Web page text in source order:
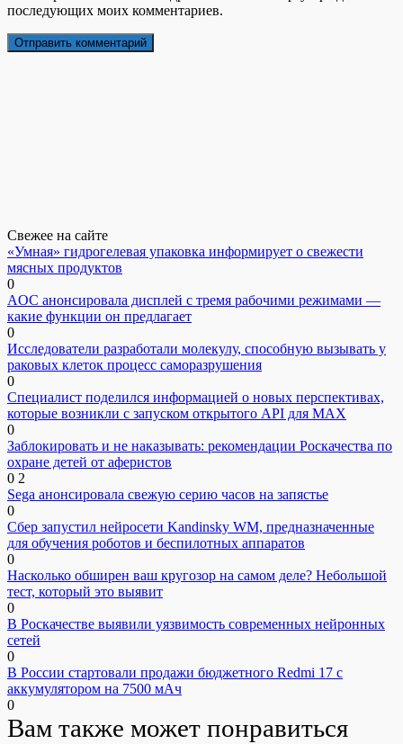
последующих моих комментариев.
Свежее на сайте
«Умная» гидрогелевая упаковка информирует о свежести
мясных продуктов
0
AOC анонсировала дисплей с тремя рабочими режимами —
какие функции он предлагает
0
Исследователи разработали молекулу, способную вызывать у
раковых клеток процесс саморазрушения
0
Специалист поделился информацией о новых перспективах,
которые возникли с запуском открытого API для МАХ
0
Заблокировать и не наказывать: рекомендации Роскачества по
охране детей от аферистов
0 2
Sega анонсировала свежую серию часов на запястье
0
Сбер запустил нейросети Kandinsky WM, предназначенные
для обучения роботов и беспилотных аппаратов
0
Насколько обширен ваш кругозор на самом деле? Небольшой
тест, который это выявит
0
В Роскачестве выявили уязвимость современных нейронных
сетей
0
В России стартовали продажи бюджетного Redmi 17 с
аккумулятором на 7500 мАч
0
Вам также может понравиться